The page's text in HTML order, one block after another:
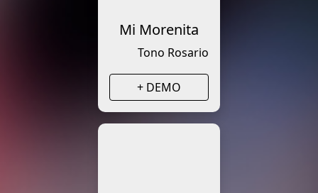
Mi Morenita
Tono Rosario
+ DEMO